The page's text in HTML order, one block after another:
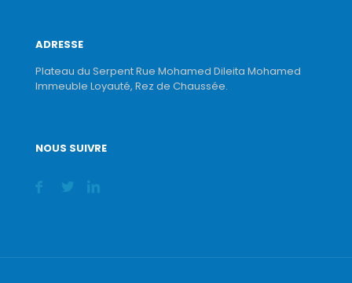
ADRESSE
Plateau du Serpent Rue Mohamed Dileita Mohamed
Immeuble Loyauté, Rez de Chaussée.
NOUS SUIVRE